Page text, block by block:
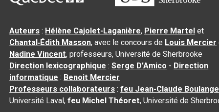
Auteurs : Hélène Cajolet-Laganière, Pierre Martel et
Chantal‑Édith Masson, avec le concours de Louis Mercier
Nadine Vincent, professeurs, Université de Sherbrooke
Direction lexicographique :Serge D’Amico - Direction
informatique : Benoit Mercier
Professeurs collaborateurs :feu Jean-Claude
Université Laval,feu Michel Théoret, Université de